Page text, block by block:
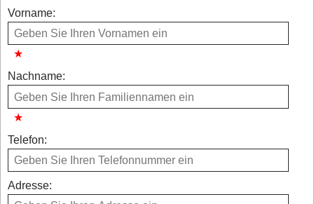
Vorname:
Nachname:
Telefon:
Adresse: